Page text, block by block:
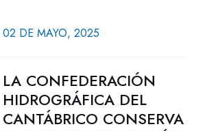
02 DE MAYO, 2025
LA CONFEDERACIÓN
HIDROGRÁFICA DEL
CANTÁBRICO CONSERVA